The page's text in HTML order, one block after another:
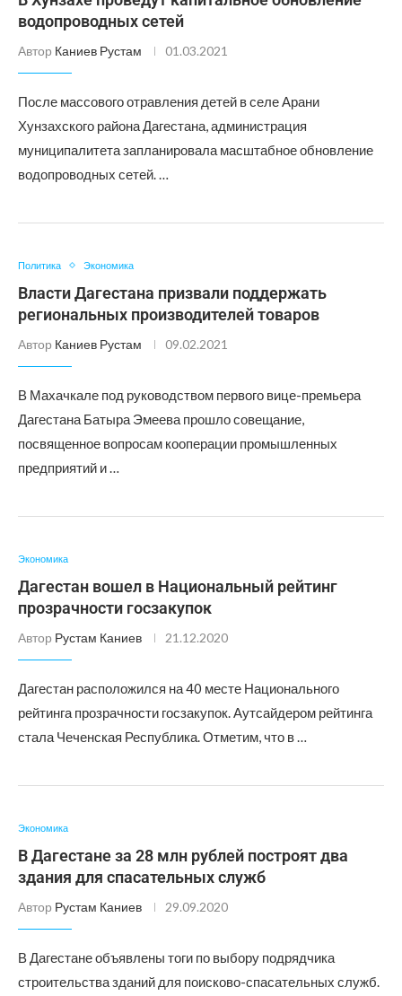
водопроводных сетей
Автор Каниев Рустам 01.03.2021
После массового отравления детей в селе Арани
Хунзахского района Дагестана, администрация
муниципалитета запланировала масштабное обновление
водопроводных сетей. …
Политика Экономика
Власти Дагестана призвали поддержать
региональных производителей товаров
Автор Каниев Рустам 09.02.2021
В Махачкале под руководством первого вице-премьера
Дагестана Батыра Эмеева прошло совещание,
посвященное вопросам кооперации промышленных
предприятий и …
Экономика
Дагестан вошел в Национальный рейтинг
прозрачности госзакупок
Автор Рустам Каниев 21.12.2020
Дагестан расположился на 40 месте Национального
рейтинга прозрачности госзакупок. Аутсайдером рейтинга
стала Чеченская Республика. Отметим, что в …
Экономика
В Дагестане за 28 млн рублей построят два
здания для спасательных служб
Автор Рустам Каниев 29.09.2020
В Дагестане объявлены тоги по выбору подрядчика
строительства зданий для поисково-спасательных служб.